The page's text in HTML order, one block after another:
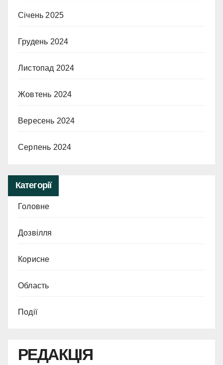
Січень 2025
Грудень 2024
Листопад 2024
Жовтень 2024
Вересень 2024
Серпень 2024
Категорії
Головне
Дозвілля
Корисне
Область
Події
РЕДАКЦІЯ